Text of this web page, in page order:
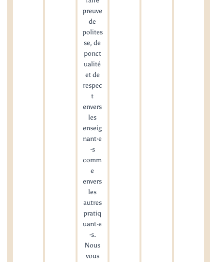
preuve
de
polites
se, de
ponct
ualité
et de
respec
t
envers
les
enseig
nant·e
·s
comm
e
envers
les
autres
pratiq
uant·e
·s.
Nous
vous